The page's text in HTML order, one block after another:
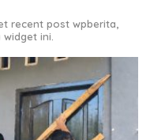
recent post wpberita,
ini.